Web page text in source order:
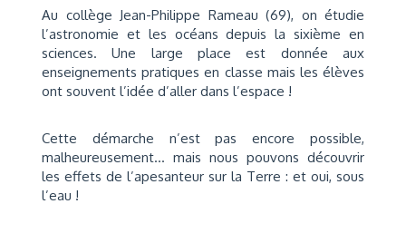
Au collège Jean-Philippe Rameau (69), on étudie
l’astronomie et les océans depuis la sixième en
sciences. Une large place est donnée aux
enseignements pratiques en classe mais les élèves
ont souvent l’idée d’aller dans l’espace !
Cette démarche n’est pas encore possible,
malheureusement… mais nous pouvons découvrir
les effets de l’apesanteur sur la Terre : et oui, sous
l’eau !